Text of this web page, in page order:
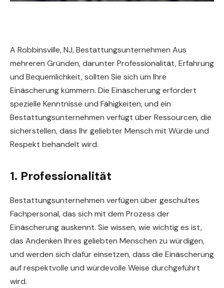
A Robbinsville, NJ, Bestattungsunternehmen Aus
mehreren Gründen, darunter Professionalität, Erfahrung
und Bequemlichkeit, sollten Sie sich um Ihre
Einäscherung kümmern. Die Einäscherung erfordert
spezielle Kenntnisse und Fähigkeiten, und ein
Bestattungsunternehmen verfügt über Ressourcen, die
sicherstellen, dass Ihr geliebter Mensch mit Würde und
Respekt behandelt wird.
1. Professionalität
Bestattungsunternehmen verfügen über geschultes
Fachpersonal, das sich mit dem Prozess der
Einäscherung auskennt. Sie wissen, wie wichtig es ist,
das Andenken Ihres geliebten Menschen zu würdigen,
und werden sich dafür einsetzen, dass die Einäscherung
auf respektvolle und würdevolle Weise durchgeführt
wird.